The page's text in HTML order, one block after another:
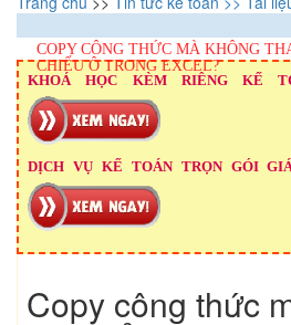
COPY CÔNG THỨC MÀ KHÔNG
CHIẾU Ô TRONG EXCEL?
KHOÁ HỌC KÈM RIÊNG KẾ
DỊCH VỤ KẾ TOÁN TRỌN GÓI
Copy công thức